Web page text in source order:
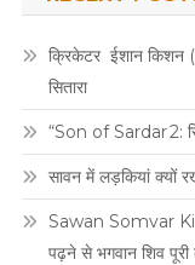
क्रिकेटर ईशान किशन
सितारा
“Son of Sardar 2:
सावन में लड़कियां क्यों
Sawan Somvar Ki
पढ़ने से भगवान शिव